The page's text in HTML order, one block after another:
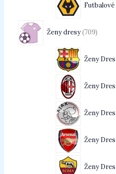
Ženy dresy 709
Ženy
Ženy
Ženy
Ženy
Ženy